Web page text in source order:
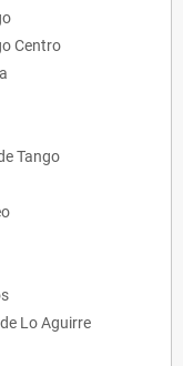
Centro
Tango
Lo Aguirre